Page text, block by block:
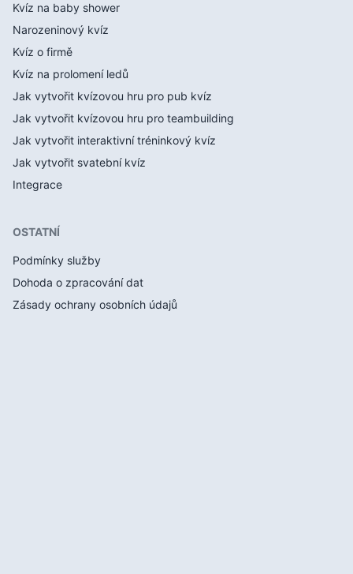
Kvíz na baby shower
Narozeninový kvíz
Kvíz o firmě
Kvíz na prolomení ledů
Jak vytvořit kvízovou hru pro pub kvíz
Jak vytvořit kvízovou hru pro teambuilding
Jak vytvořit interaktivní tréninkový kvíz
Jak vytvořit svatební kvíz
Integrace
OSTATNÍ
Podmínky služby
Dohoda o zpracování dat
Zásady ochrany osobních údajů